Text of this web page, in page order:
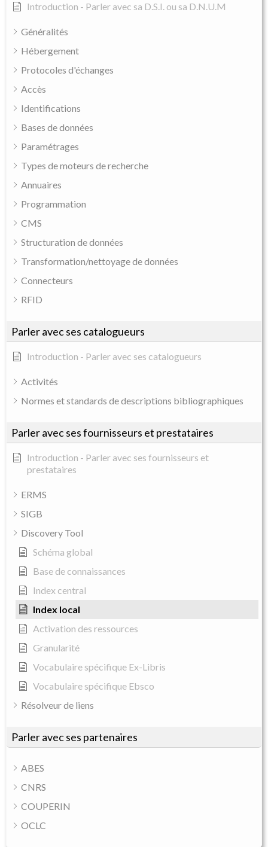
Introduction - Parler avec sa D.S.I. ou sa D.N.U.M
Généralités
Hébergement
Protocoles d'échanges
Accès
Identifications
Bases de données
Paramétrages
Types de moteurs de recherche
Annuaires
Programmation
CMS
Structuration de données
Transformation/nettoyage de données
Connecteurs
RFID
Parler avec ses catalogueurs
Introduction - Parler avec ses catalogueurs
Activités
Normes et standards de descriptions bibliographiques
Parler avec ses fournisseurs et prestataires
Introduction - Parler avec ses fournisseurs et
prestataires
ERMS
SIGB
Discovery Tool
Schéma global
Base de connaissances
Index central
Index local
Activation des ressources
Granularité
Vocabulaire spécifique Ex-Libris
Vocabulaire spécifique Ebsco
Résolveur de liens
Parler avec ses partenaires
ABES
CNRS
COUPERIN
OCLC